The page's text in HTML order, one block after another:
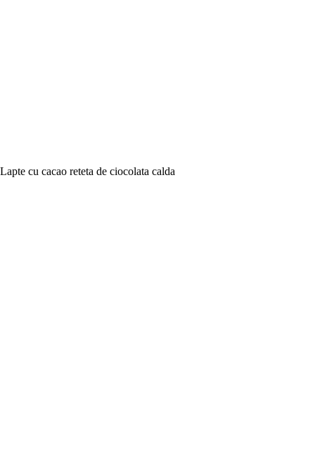
Lapte cu cacao reteta de ciocolata calda